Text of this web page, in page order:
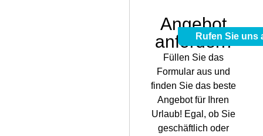
Rufen Sie uns
Angebot
anfordern
Füllen Sie das
Formular aus und
finden Sie das beste
Angebot für Ihren
Urlaub! Egal, ob Sie
geschäftlich oder